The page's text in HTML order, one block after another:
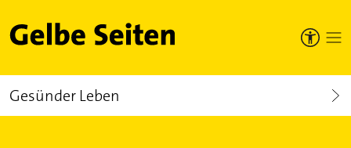
Gelbe Seiten
Gesünder Leben